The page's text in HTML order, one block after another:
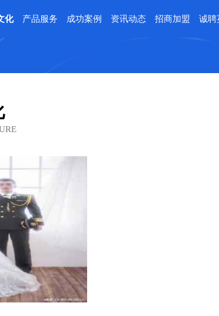
化 产品服务 成功案例 资讯动态 招商加盟 诚聘